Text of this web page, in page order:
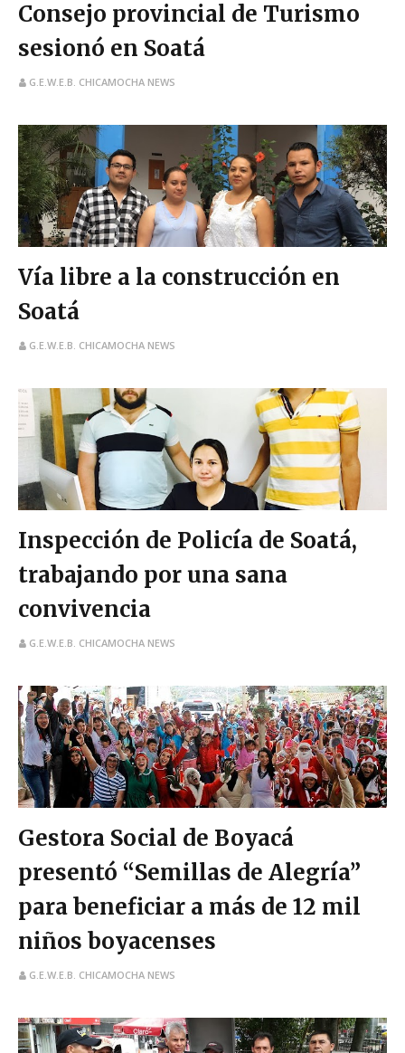
Consejo provincial de Turismo
sesionó en Soatá
G.E.W.E.B. CHICAMOCHA NEWS
Vía libre a la construcción en
Soatá
G.E.W.E.B. CHICAMOCHA NEWS
Inspección de Policía de Soatá,
trabajando por una sana
convivencia
G.E.W.E.B. CHICAMOCHA NEWS
Gestora Social de Boyacá
presentó “Semillas de Alegría”
para beneficiar a más de 12 mil
niños boyacenses
G.E.W.E.B. CHICAMOCHA NEWS